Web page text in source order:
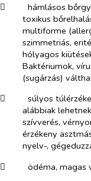
​
hámlásos
toxikus
multiforme
szimmetriás,
hólyagos
Baktériumok,
(sugárzás)
​
súlyos
alábbiak
szívverés,
érzékeny
nyelv-,
​
ödéma, magas